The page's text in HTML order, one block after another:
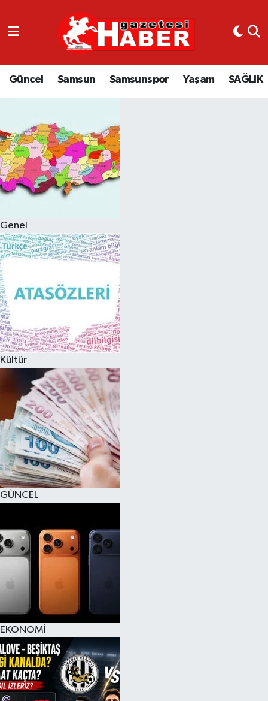
Güncel Samsun Samsunspor Yaşam SAĞLIK
Genel
Kültür
GÜNCEL
EKONOMİ
GÜNCEL
SAMSUN
EKONOMİ
YAŞAM